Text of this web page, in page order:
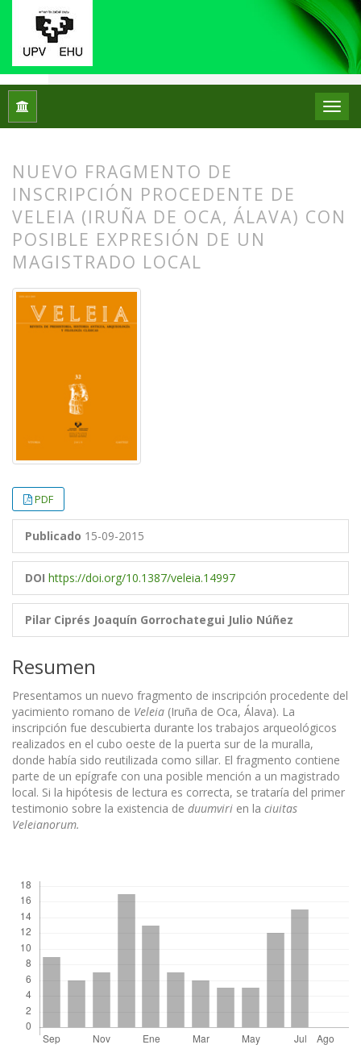
Inicio Núm. 32 (2015): Retórica e Historiografía
NUEVO FRAGMENTO DE
INSCRIPCIÓN PROCEDENTE DE
VELEIA (IRUÑA DE OCA, ÁLAVA) CON
POSIBLE EXPRESIÓN DE UN
MAGISTRADO LOCAL
PDF
Publicado 15-09-2015
DOI https://doi.org/10.1387/veleia.14997
Pilar Ciprés Joaquín Gorrochategui Julio Núñez
Resumen
Presentamos un nuevo fragmento de inscripción procedente del
yacimiento romano de Veleia (Iruña de Oca, Álava). La
inscripción fue descubierta durante los trabajos arqueológicos
realizados en el cubo oeste de la puerta sur de la muralla,
donde había sido reutilizada como sillar. El fragmento contiene
parte de un epígrafe con una posible mención a un magistrado
local. Si la hipótesis de lectura es correcta, se trataría del primer
testimonio sobre la existencia de duumviri en la ciuitas
Veleianorum.